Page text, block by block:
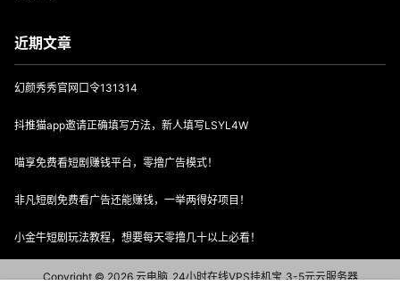
近期文章
幻颜秀秀官网口令131314
抖推猫app邀请正确填写方法，新人填写LSYL4W
喵享免费看短剧赚钱平台，零撸广告模式！
非凡短剧免费看广告还能赚钱，一举两得好项目！
小金牛短剧玩法教程，想要每天零撸几十以上必看！
Copyright © 2026云电脑_24小时在线VPS挂机宝_3-5元云服务器